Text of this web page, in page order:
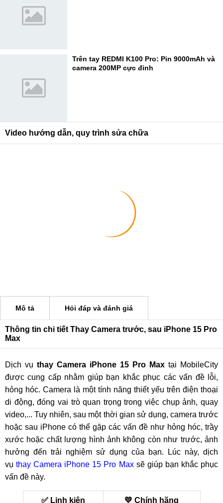
Trên tay REDMI K100 Pro: Pin 9000mAh và
camera 200MP cực đỉnh
Video hướng dẫn, quy trình sửa chữa
Mô tả Hỏi đáp và đánh giá
Thông tin chi tiết Thay Camera trước, sau iPhone 15 Pro
Max
Dịch vụ thay Camera iPhone 15 Pro Max tại MobileCity
được cung cấp nhằm giúp bạn khắc phục các vấn đề lỗi,
hỏng hóc. Camera là một tính năng thiết yếu trên điện thoại
di động, đóng vai trò quan trọng trong việc chụp ảnh, quay
video,... Tuy nhiên, sau một thời gian sử dụng, camera trước
hoặc sau iPhone có thể gặp các vấn đề như hỏng hóc, trầy
xước hoặc chất lượng hình ảnh không còn như trước, ảnh
hưởng đến trải nghiệm sử dụng của bạn. Lúc này, dịch
vụthay Camera iPhone 15 Pro Maxsẽ giúp bạn khắc phục
vấn đề này.
✅ Linh kiện 💛 Chính hãng